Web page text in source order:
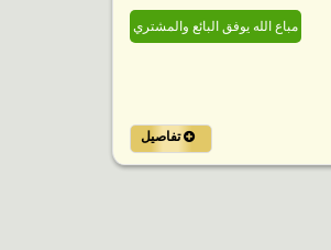
مباع الله يوفق البائع والمشتري
تفاصيل